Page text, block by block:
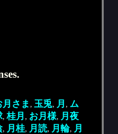
月さま , 玉兎, 月 , ム
,桂月 , お月様, 月夜
, 月桂, 月読, 月輪, 月